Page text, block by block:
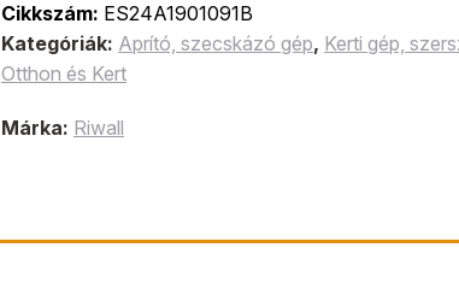
Cikkszám: ES24A1901091B
Kategóriák: Aprító, szecskázó gép, Kerti gép,
Otthon és Kert
Márka: Riwall